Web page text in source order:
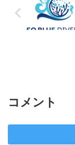
コメント